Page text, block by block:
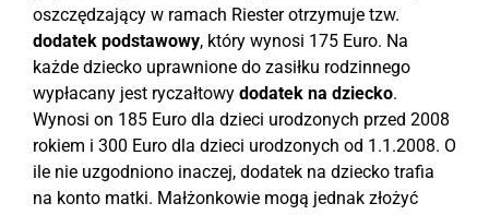
oszczędzający w ramach Riester otrzymuje tzw.
dodatek podstawowy, który wynosi 175 Euro. Na
każde dziecko uprawnione do zasiłku rodzinnego
wypłacany jest ryczałtowy dodatek na dziecko.
Wynosi on 185 Euro dla dzieci urodzonych przed 2008
rokiem i 300 Euro dla dzieci urodzonych od 1.1.2008. O
ile nie uzgodniono inaczej, dodatek na dziecko trafia
na konto matki. Małżonkowie mogą jednak złożyć